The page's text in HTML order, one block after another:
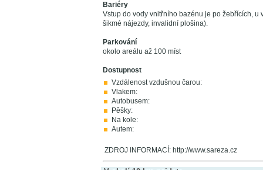
Bariéry
Vstup do vody vnitřního bazénu je po žebřících,
šikmé nájezdy, invalidní plošina).
Parkování
okolo areálu až 100 míst
Dostupnost
Vzdálenost vzdušnou čarou:
Vlakem:
Autobusem:
Pěšky:
Na kole:
Autem:
ZDROJ INFORMACÍ: http://www.sareza.cz